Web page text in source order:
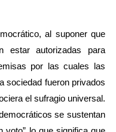
al suponer que
estar autorizadas para
por las cuales las
sociedad fueron privados
el sufragio universal.
se sustentan